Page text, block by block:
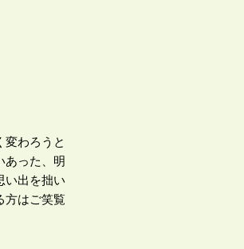
わろうと
あった、明
い出を拙い
方はご笑覧